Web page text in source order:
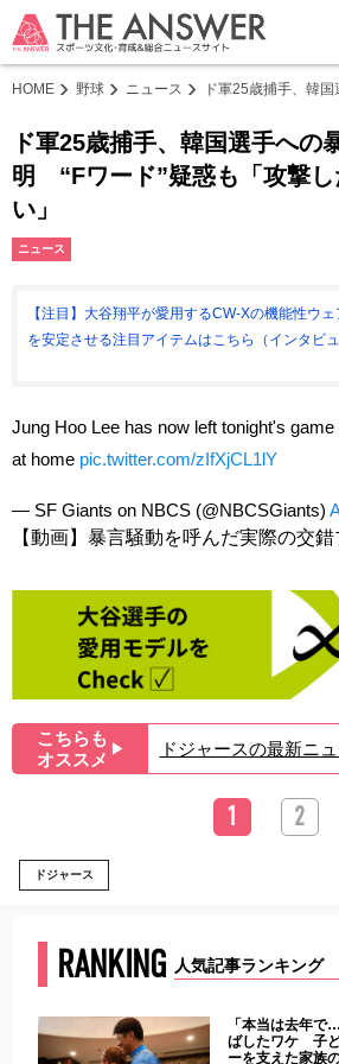
HOME 野球 ニュース ド軍25歳捕手、韓
ド軍25歳捕手、韓国選手への
明 “Fワード”疑惑も「攻撃し
い」
ニュース
【注目】大谷翔平が愛用するCW-Xの機能性ウ
を安定させる注目アイテムはこちら（インタビュ
Jung Hoo Lee has now left tonight's
at home pic.twitter.com/zIfXjCL1lY
— SF Giants on NBCS (@NBCSGiants)
【動画】暴言騒動を呼んだ実際の交錯
こちらも
オススメ ▶︎ ドジャースの最新ニ
1 2
ドジャース
RANKING 人気記事ランキング
「本当は去年
ばしたワケ 子
ーを支えた家族